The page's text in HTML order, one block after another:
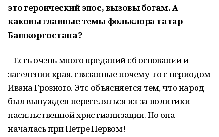
это героический эпос, вызовы богам. А
каковы главные темы фольклора татар
Башкортостана?
– Есть очень много преданий об основании и
заселении края, связанные почему-то с периодом
Ивана Грозного. Это объясняется тем, что народ
был вынужден переселяться из-за политики
насильственной христианизации. Но она
началась при Петре Первом!